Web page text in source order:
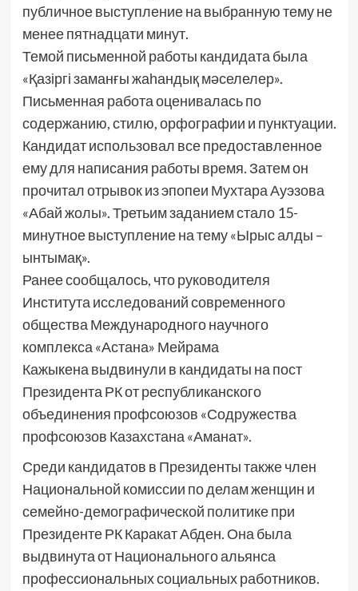
публичное выступление на выбранную тему не
менее пятнадцати минут.
Темой письменной работы кандидата была
«Қазіргі заманғы жаһандық мәселелер».
Письменная работа оценивалась по
содержанию, стилю, орфографии и пунктуации.
Кандидат использовал все предоставленное
ему для написания работы время. Затем он
прочитал отрывок из эпопеи Мухтара Ауэзова
«Абай жолы». Третьим заданием стало 15-
минутное выступление на тему «Ырыс алды –
ынтымақ».
Ранее сообщалось, что руководителя
Института исследований современного
общества Международного научного
комплекса «Астана» Мейрама
Кажыкена выдвинули в кандидаты на пост
Президента РК от республиканского
объединения профсоюзов «Содружества
профсоюзов Казахстана «Аманат».
Среди кандидатов в Президенты также член
Национальной комиссии по делам женщин и
семейно-демографической политике при
Президенте РК Каракат Абден. Она была
выдвинута от Национального альянса
профессиональных социальных работников.